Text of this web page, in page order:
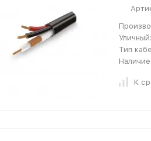
Уличный:
Тип
К